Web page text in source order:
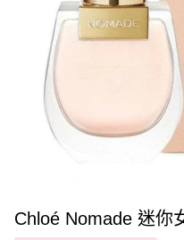
Chloé Nomade 迷你